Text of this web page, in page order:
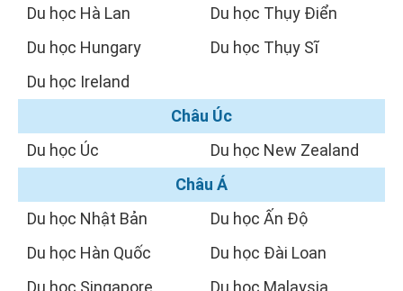
Du học Hà Lan
Du học Hungary
Du học Ireland
Du học Thụy Điển
Du học Thụy Sĩ
Châu Úc
Du học Úc
Du học New Zealand
Châu Á
Du học Nhật Bản
Du học Hàn Quốc
Du học Singapore
Du học Ấn Độ
Du học Đài Loan
Du học Malaysia